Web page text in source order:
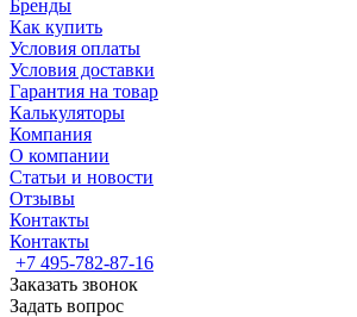
Бренды
Как купить
Условия оплаты
Условия доставки
Гарантия на товар
Калькуляторы
Компания
О компании
Статьи и новости
Отзывы
Контакты
Контакты
+7 495-782-87-16
Заказать звонок
Задать вопрос